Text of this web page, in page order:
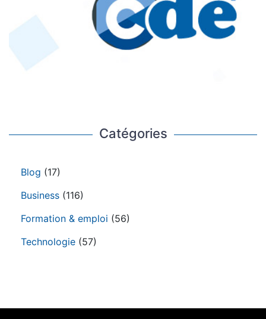
Catégories
Blog (17)
Business (116)
Formation & emploi (56)
Technologie (57)